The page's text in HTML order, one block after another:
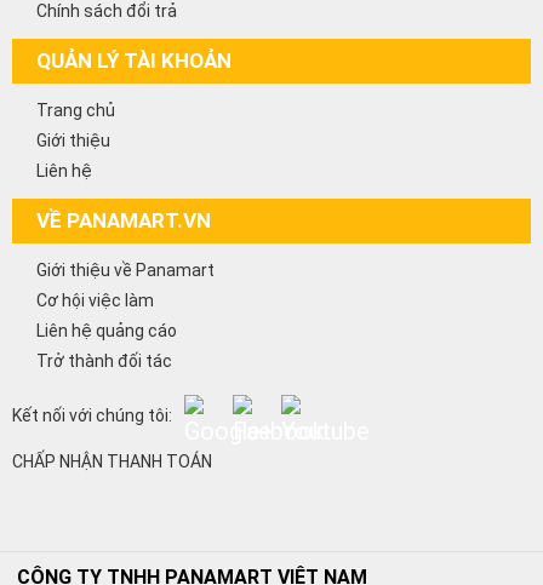
Chính sách đổi trả
QUẢN LÝ TÀI KHOẢN
Trang chủ
Giới thiệu
Liên hệ
VỀ PANAMART.VN
Giới thiệu về Panamart
Cơ hội việc làm
Liên hệ quảng cáo
Trở thành đối tác
Kết nối với chúng tôi:
CHẤP NHẬN THANH TOÁN
CÔNG TY TNHH PANAMART VIỆT NAM